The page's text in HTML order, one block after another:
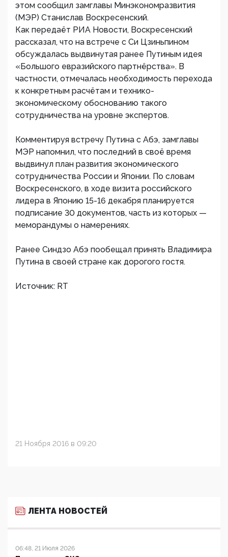
этом сообщил замглавы Минэкономразвития
(МЭР) Станислав Воскресенский.
Как передаёт РИА Новости, Воскресенский
рассказал, что на встрече с Си Цзиньпином
обсуждалась выдвинутая ранее Путиным идея
«Большого евразийского партнёрства». В
частности, отмечалась необходимость перехода
к конкретным расчётам и технико-
экономическому обоснованию такого
сотрудничества на уровне экспертов.
Комментируя встречу Путина с Абэ, замглавы
МЭР напомнил, что последний в своё время
выдвинул план развития экономического
сотрудничества России и Японии. По словам
Воскресенского, в ходе визита российского
лидера в Японию 15-16 декабря планируется
подписание 30 документов, часть из которых —
меморандумы о намерениях.
Ранее Синдзо Абэ пообещал принять Владимира
Путина в своей стране как дорогого гостя.
Источник: RT
21 Ноября 2016 в 09:20
ЛЕНТА НОВОСТЕЙ
06:48, 21 Июля 2026